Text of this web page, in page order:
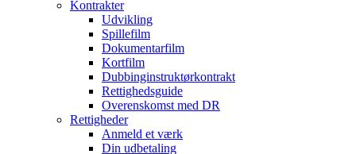
Kontrakter
Udvikling
Spillefilm
Dokumentarfilm
Kortfilm
Dubbinginstruktørkontrakt
Rettighedsguide
Overenskomst med DR
Rettigheder
Anmeld et værk
Din udbetaling